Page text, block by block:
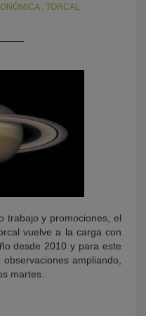
, TORCAL
trabajo y promociones, el
vuelve a la carga con
desde 2010 y para este
ampliando,
martes.